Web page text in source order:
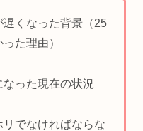
くなった背景（25
た理由）
った現在の状況
でなければならな